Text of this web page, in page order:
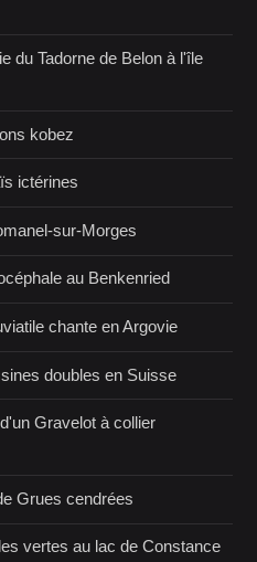
du Tadorne de Belon à l'île
kobez
ictérines
sur-Morges
au Benkenried
chante en Argovie
doubles en Suisse
Gravelot à collier
Grues cendrées
vertes au lac de Constance